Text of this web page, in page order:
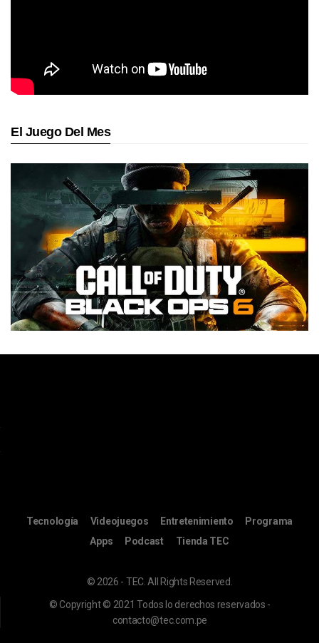
El Juego Del Mes
Tecnología Videojuegos Entretenimiento
Programa
Apps
Podcast Tienda TEC
© 2026 - TEC. All Rights Reserved.
© Copyright © 2021 Todos lo derechos reservados -
contacto@tec.com.pe